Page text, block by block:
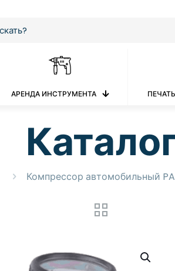
АРЕНДА ИНСТРУМЕНТА
Компрессор автомобильный